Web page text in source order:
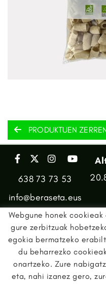
PRODUKTUEN
638 73 73 53
info@beraseta.eus
Webgune honek
gure zerbitzuak
egokia bermatzeko
du beharrezko
onartzeko. Zure
eta, nahi izanez gero,